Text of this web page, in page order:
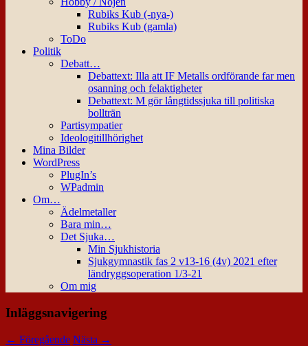
Rubiks Kub (-nya-)
Rubiks Kub (gamla)
ToDo
Politik
Debatt…
Debattext: Illa att IF Metalls ordförande far men
osanning och felaktigheter
Debattext: M gör långtidssjuka till politiska
bollträn
Partisympatier
Ideologitillhörighet
Mina Bilder
WordPress
PlugIn’s
WPadmin
Om…
Ädelmetaller
Bara min…
Det Sjuka…
Min Sjukhistoria
Sjukgymnastik fas 2 v13-16 (4v) 2021 efter
ländryggsoperation 1/3-21
Om mig
Inläggsnavigering
← Föregående Nästa →